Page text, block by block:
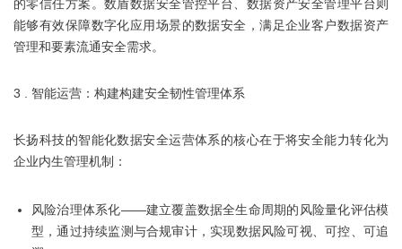
的零信任方案。数盾数据安全管控平台、数据资产安全管理平台则
能够有效保障数字化应用场景的数据安全，满足企业客户数据资产
管理和要素流通安全需求。
3 . 智能运营：构建构建安全韧性管理体系
长扬科技的智能化数据安全运营体系的核心在于将安全能力转化为
企业内生管理机制：
风险治理体系化——建立覆盖数据全生命周期的风险量化评估模
型，通过持续监测与合规审计，实现数据风险可视、可控、可追